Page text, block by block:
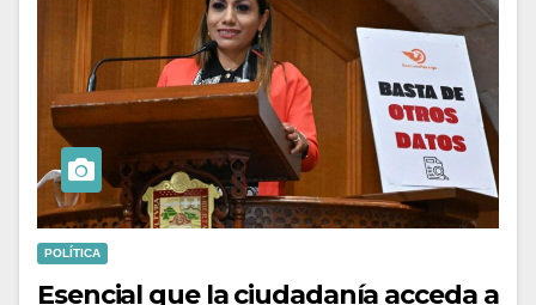
POLÍTICA
Esencial que la ciudadanía acceda a